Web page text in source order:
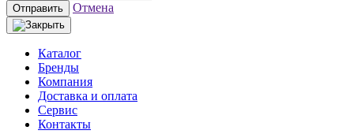
Отправить Отмена
Каталог
Бренды
Компания
Доставка и оплата
Сервис
Контакты